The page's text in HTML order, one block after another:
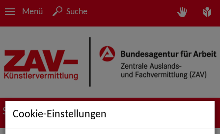
Menü Suche
Suche nach Künstler*innen
Cookie-Einstellungen